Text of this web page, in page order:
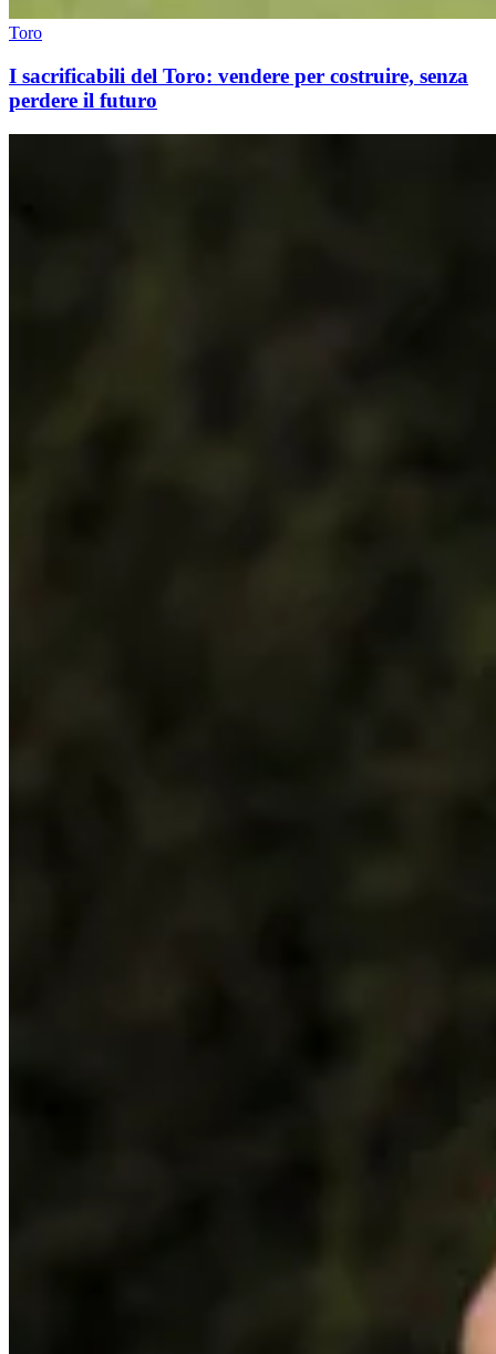
Toro
I sacrificabili del Toro: vendere per costruire, senza
perdere il futuro